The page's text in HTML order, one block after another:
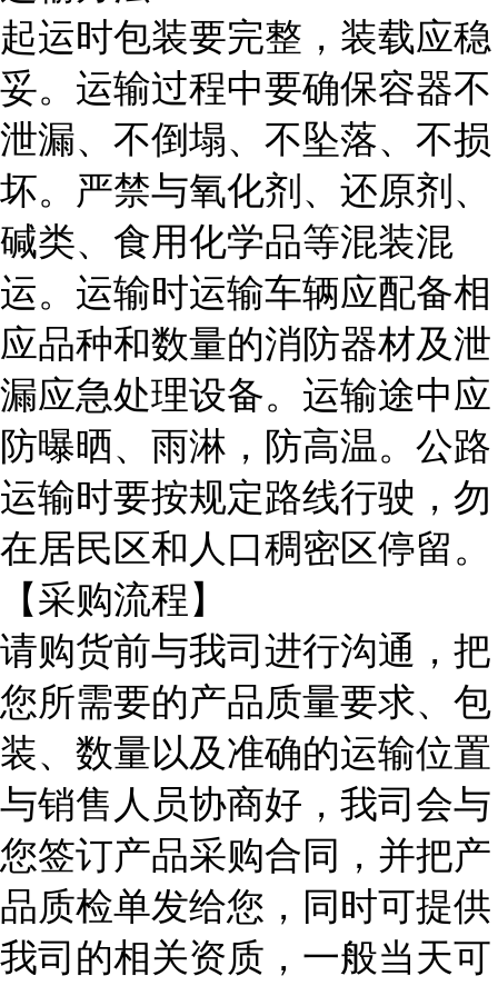
起运时包装要完整，装载应稳
妥。运输过程中要确保容器不
泄漏、不倒塌、不坠落、不损
坏。严禁与氧化剂、还原剂、
碱类、食用化学品等混装混
运。运输时运输车辆应配备相
应品种和数量的消防器材及泄
漏应急处理设备。运输途中应
防曝晒、雨淋，防高温。公路
运输时要按规定路线行驶，勿
在居民区和人口稠密区停留。
【采购流程】
请购货前与我司进行沟通，把
您所需要的产品质量要求、包
装、数量以及准确的运输位置
与销售人员协商好，我司会与
您签订产品采购合同，并把产
品质检单发给您，同时可提供
我司的相关资质，一般当天可